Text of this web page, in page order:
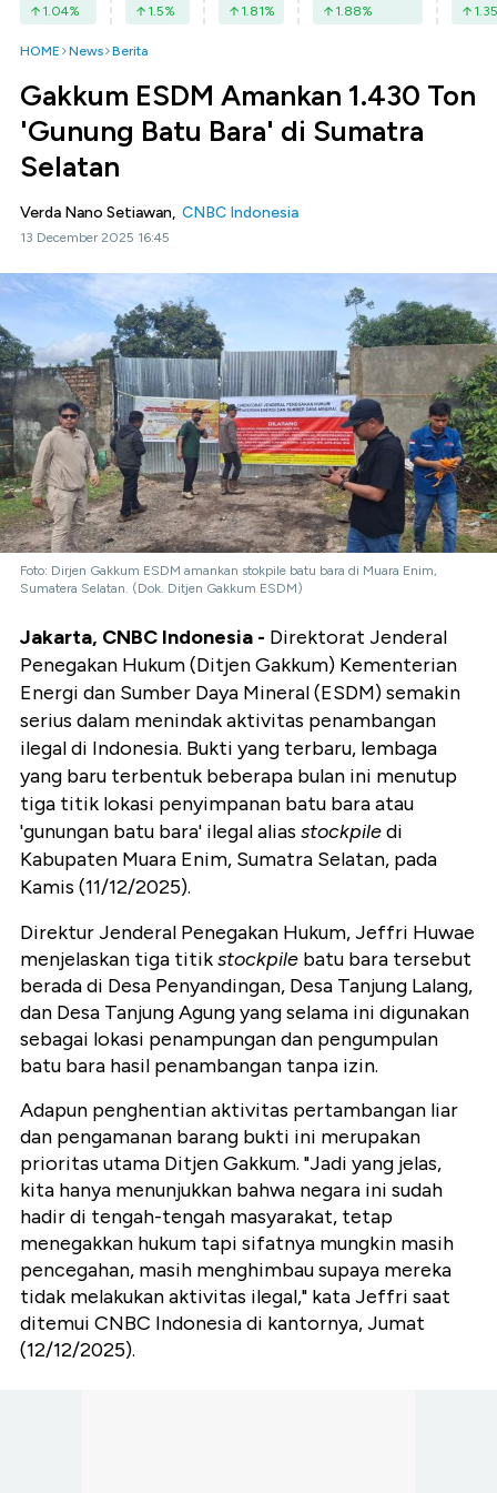
1.04% 1.5% 1.81% 1.88% 1.35
HOME News Berita
Gakkum ESDM Amankan 1.430 Ton
'Gunung Batu Bara' di Sumatra
Selatan
Verda Nano Setiawan, CNBC Indonesia
13 December 2025 16:45
Foto: Dirjen Gakkum ESDM amankan stokpile batu bara di Muara Enim,
Sumatera Selatan. (Dok. Ditjen Gakkum ESDM)
Jakarta, CNBC Indonesia - Direktorat Jenderal
Penegakan Hukum (Ditjen Gakkum) Kementerian
Energi dan Sumber Daya Mineral (ESDM) semakin
serius dalam menindak aktivitas penambangan
ilegal di Indonesia. Bukti yang terbaru, lembaga
yang baru terbentuk beberapa bulan ini menutup
tiga titik lokasi penyimpanan batu bara atau
'gunungan batu bara' ilegal alias stockpiledi
Kabupaten Muara Enim, Sumatra Selatan, pada
Kamis (11/12/2025).
Direktur Jenderal Penegakan Hukum, Jeffri Huwae
menjelaskan tiga titikstockpile batu bara tersebut
berada di Desa Penyandingan, Desa Tanjung Lalang,
dan Desa Tanjung Agung yang selama ini digunakan
sebagai lokasi penampungan dan pengumpulan
batu bara hasil penambangan tanpa izin.
Adapun penghentian aktivitas pertambangan liar
dan pengamanan barang bukti ini merupakan
prioritas utama Ditjen Gakkum. "Jadi yang jelas,
kita hanya menunjukkan bahwa negara ini sudah
hadir di tengah-tengah masyarakat, tetap
menegakkan hukum tapi sifatnya mungkin masih
pencegahan, masih menghimbau supaya mereka
tidak melakukan aktivitas ilegal," kata Jeffri saat
ditemui CNBC Indonesia di kantornya, Jumat
(12/12/2025).